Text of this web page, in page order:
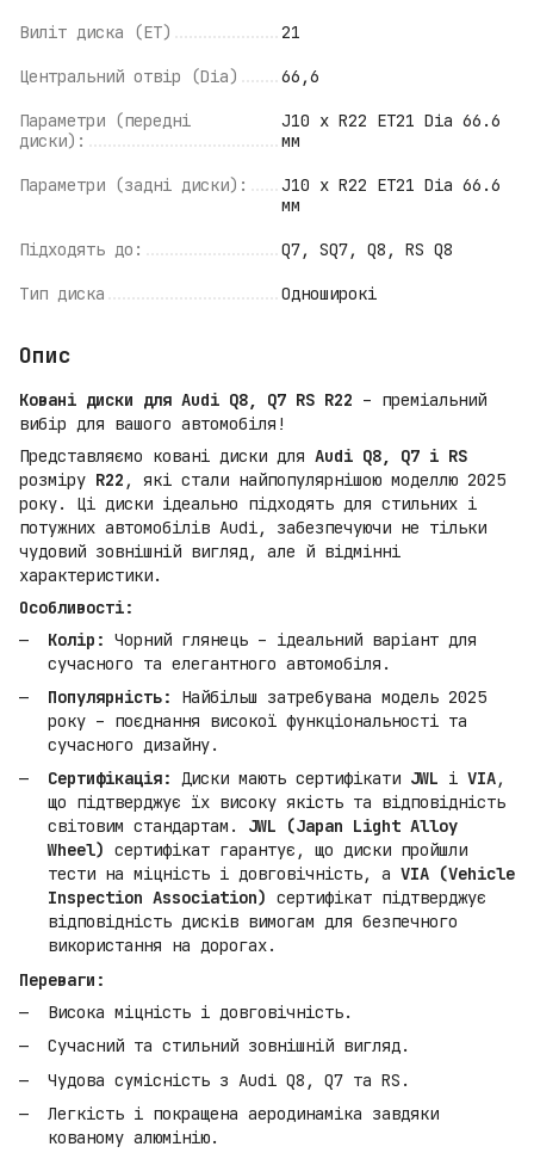
Виліт диска (ET) 21
Центральний отвір (Dia) 66,6
Параметри (передні
диски):
J10 x R22 ET21 Dia 66.6
мм
Параметри (задні диски):
J10 x R22 ET21 Dia 66.6
мм
Підходять до: Q7, SQ7, Q8, RS Q8
Тип диска Одноширокі
Опис
Ковані диски для Audi Q8, Q7 RS R22 – преміальний
вибір для вашого автомобіля!
Представляємо ковані диски для Audi Q8, Q7 і RS
розміру R22 , які стали найпопулярнішою моделлю 2025
року. Ці диски ідеально підходять для стильних і
потужних автомобілів Audi, забезпечуючи не тільки
чудовий зовнішній вигляд, але й відмінні
характеристики.
Особливості:
Колір: Чорний глянець – ідеальний варіант для
сучасного та елегантного автомобіля.
Популярність:
Найбільш затребувана модель 2025
року – поєднання високої функціональності та
сучасного дизайну.
Сертифікація: Диски мають сертифікати JWL і VIA,
що підтверджує їх високу якість та відповідність
світовим стандартам. JWL (Japan Light Alloy
Wheel) сертифікат гарантує, що диски пройшли
тести на міцність і довговічність, а VIA (Vehicle
Inspection Association) сертифікат підтверджує
відповідність дисків вимогам для безпечного
використання на дорогах.
Переваги:
Висока міцність і довговічність.
Сучасний та стильний зовнішній вигляд.
Чудова сумісність з Audi Q8, Q7 та RS.
Легкість і покращена аеродинаміка завдяки
кованому алюмінію.